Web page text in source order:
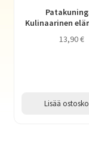
Kulinaarinen
13,90€
Lisää